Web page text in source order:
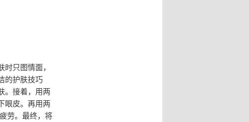
只图情面，
的护肤技巧
。接着，用两
眼皮。再用两
劳。最终，将